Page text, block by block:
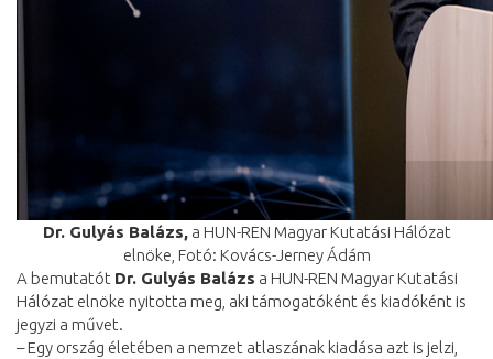
Dr. Gulyás Balázs,a HUN-REN Magyar Kutatási Hálózat
elnöke, Fotó: Kovács-Jerney Ádám
A bemutatót Dr. Gulyás Balázs a HUN-REN Magyar Kutatási
Hálózat elnöke nyitotta meg, aki támogatóként és kiadóként is
jegyzi a művet.
– Egy ország életében a nemzet atlaszának kiadása azt is jelzi,